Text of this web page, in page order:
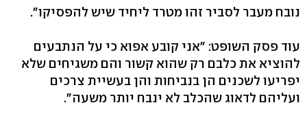
נובח מעבר לסביר זהו מטרד ליחיד שיש להפסיקו".
עוד פסק השופט: "אני קובע אפוא כי על הנתבעים
להוציא את כלבם רק שהוא קשור והם משגיחים שלא
יפריעו לשכנים הן בנביחות והן בעשיית צרכים
ועליהם לדאוג שהכלב לא ינבח יותר משעה".